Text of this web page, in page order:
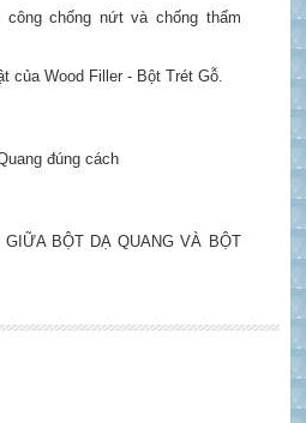
công chống nứt và chống thấm
của Wood Filler - Bột Trét Gỗ.
đúng cách
BỘT DẠ QUANG VÀ BỘT